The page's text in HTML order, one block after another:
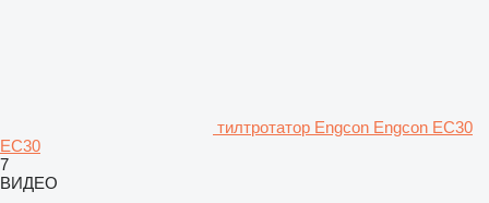
тилтротатор Engcon Engcon EC30
EC30
7
ВИДЕО